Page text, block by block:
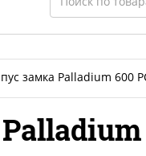
замка Palladium 600